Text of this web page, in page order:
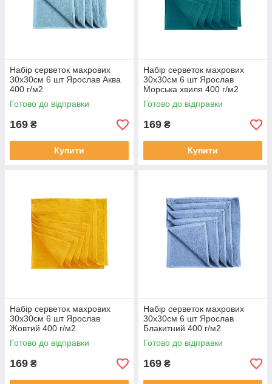
Набір серветок махрових
30х30см 6 шт Ярослав Аква
400 г/м2
Готово до відправки
169 ₴
Купити
Набір серветок махрових
30х30см 6 шт Ярослав
Морська хвиля 400 г/м2
Готово до відправки
169 ₴
Купити
Набір серветок махрових
30х30см 6 шт Ярослав
Жовтий 400 г/м2
Готово до відправки
169 ₴
Набір серветок махрових
30х30см 6 шт Ярослав
Блакитний 400 г/м2
Готово до відправки
169 ₴